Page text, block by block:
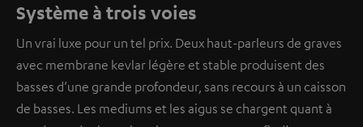
Système à trois voies
Un vrai luxe pour un tel prix. Deux haut-parleurs de graves
avec membrane kevlar légère et stable produisent des
basses d’une grande profondeur, sans recours à un caisson
de basses. Les mediums et les aigus se chargent quant à